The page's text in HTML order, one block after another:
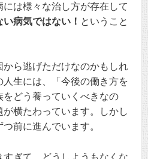
は様々な治し方が存在して
い病気ではない！ ということ
ら逃げただけなのかもしれ
人生には、「今後の働き方を
をどう養っていくべきなの
横たわっています。しかし
前に進んでいます。
すぎて、どうしようもなくな